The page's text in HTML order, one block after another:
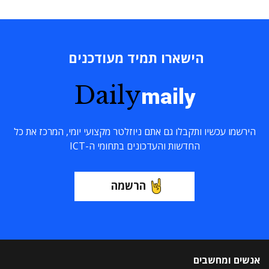
הישארו תמיד מעודכנים
Dailymaily
הירשמו עכשיו ותקבלו גם אתם ניוזלטר מקצועי יומי, המרכז את כל
החדשות והעדכונים בתחומי ה-ICT
הרשמה
אנשים ומחשבים